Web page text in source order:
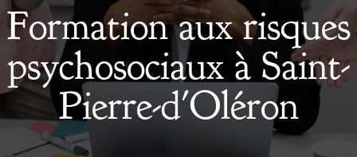
Formation aux risques
psychosociaux à Saint-
Pierre-d'Oléron